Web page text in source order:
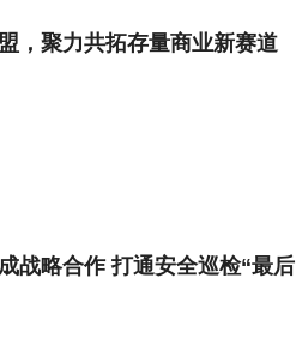
，聚力共拓存量商业新赛道
战略合作 打通安全巡检“最后